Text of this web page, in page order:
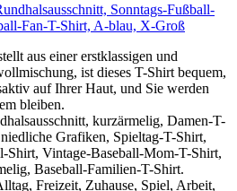
Sonntags-Fußball-
Fan-T-Shirt, A-blau, X-Groß
aus einer erstklassigen und
ist dieses T-Shirt bequem,
auf Ihrer Haut, und Sie werden
bleiben.
kurzärmelig, Damen-T-
Grafiken, Spieltag-T-Shirt,
Shirt, Vintage-Baseball-Mom-T-Shirt,
Baseball-Familien-T-Shirt.
Freizeit, Zuhause, Spiel, Arbeit,